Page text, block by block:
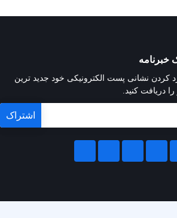
خبرنامه
کردن نشانی پست الکترونیکی خود جدید ترین
را دریافت کنید.